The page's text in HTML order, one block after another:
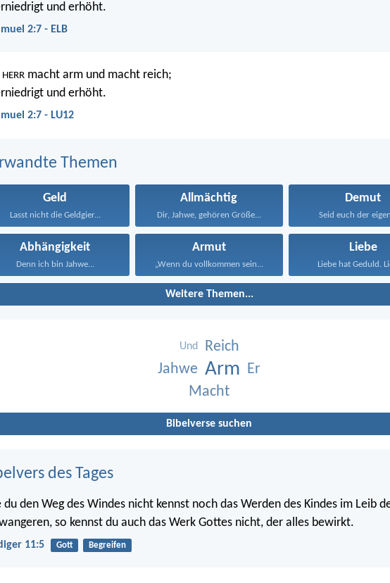
und erhöht.
2:7 - ELB
HERR macht arm und macht reich;
und erhöht.
2:7 - LU12
Themen
Geld
Lasst nicht die Geldgier...
Allmächtig
Dir, Jahwe, gehören Größe...
Demut
Seid euch der
Abhängigkeit
Denn ich bin Jahwe...
Armut
„Wenn du vollkommen sein...
Liebe
Liebe hat Geduld.
Weitere Themen...
Und
Reich
Jahwe Arm Er
Macht
Bibelverse suchen
des Tages
du den Weg des Windes nicht kennst noch das Werden des Kindes im Leib
so kennst du auch das Werk Gottes nicht, der alles bewirkt.
11:5 Gott Begreifen